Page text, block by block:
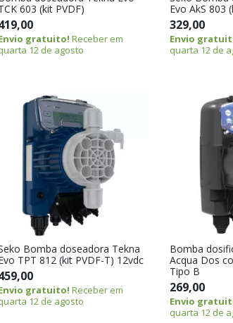
603 (kit PVDF)
gratuito! Receber em
12 de agosto
Evo AkS 803
329,00
Envio
quarta 12 de
Bomba doseadora Tekna
TPT 812 (kit PVDF-T) 12vdc
gratuito! Receber em
12 de agosto
Bomba
Acqua Dos
Tipo B
269,00
Envio
quarta 12 de